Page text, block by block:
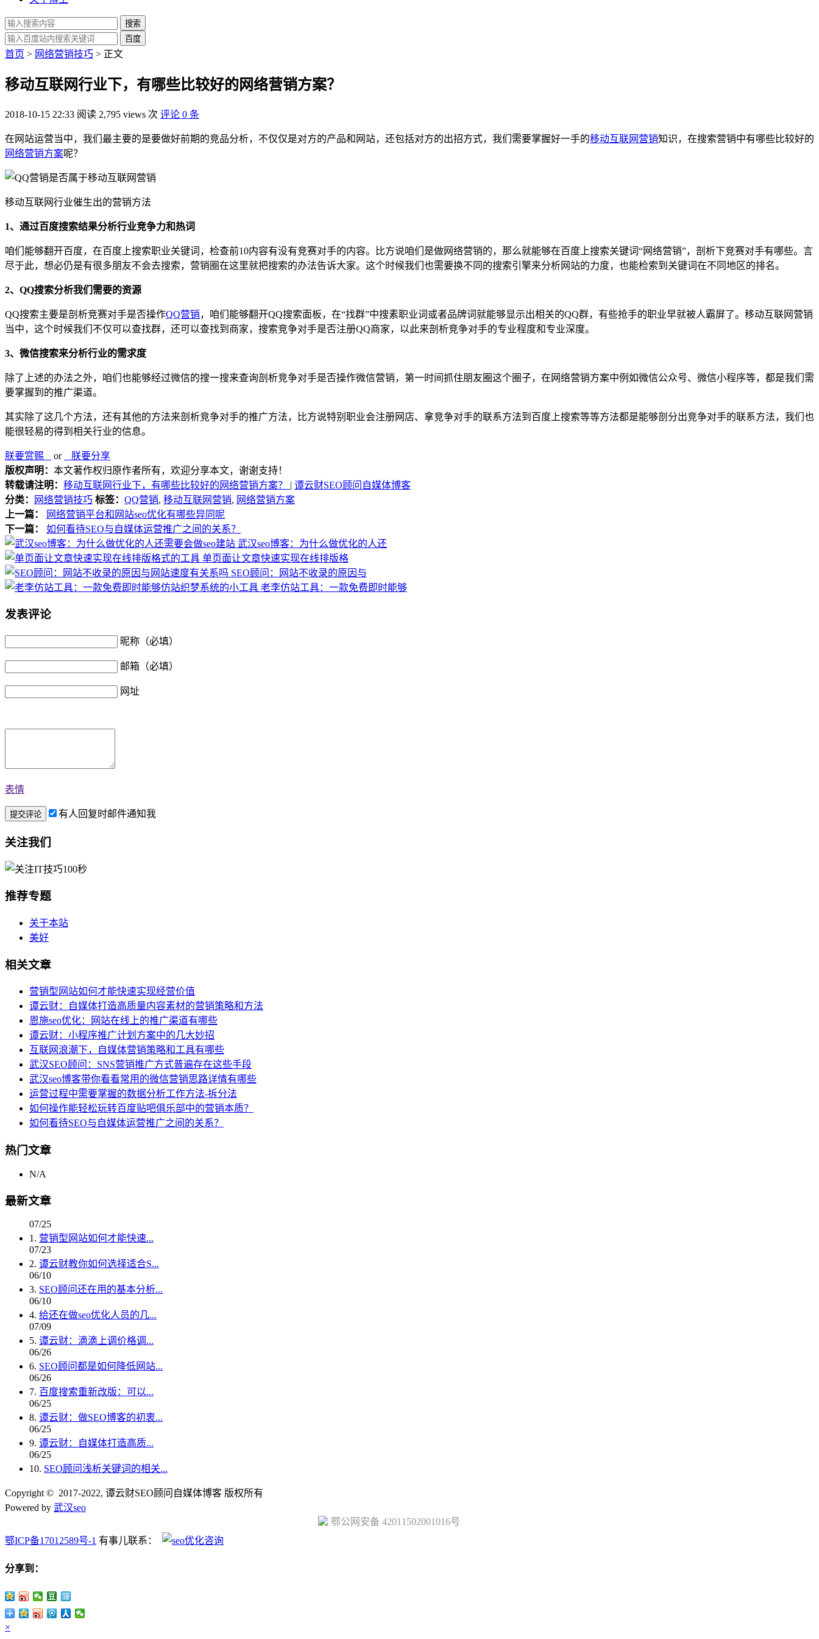
搜索
百度
首页 > 网络营销技巧 > 正文
移动互联网行业下，有哪些比较好的网络营销方案？
2018-10-15 22:33 阅读 2,795 views 次 评论 0 条
在网站运营当中，我们最主要的是要做好前期的竞品分析，不仅仅是对方的产品和网站，还包括对方的出招方式，我们需要掌握好一手的移动互联网营销知识，在搜索营销中有哪些比较好的
网络营销方案呢？
移动互联网行业催生出的营销方法
1、通过百度搜索结果分析行业竞争力和热词
咱们能够翻开百度，在百度上搜索职业关键词，检查前10内容有没有竞赛对手的内容。比方说咱们是做网络营销的，那么就能够在百度上搜索关键词“网络营销”，剖析下竞赛对手有哪些。言
尽于此，想必仍是有很多朋友不会去搜索，营销圈在这里就把搜索的办法告诉大家。这个时候我们也需要换不同的搜索引擎来分析网站的力度，也能检索到关键词在不同地区的排名。
2、QQ搜索分析我们需要的资源
QQ搜索主要是剖析竞赛对手是否操作QQ营销，咱们能够翻开QQ搜索面板，在“找群”中搜素职业词或者品牌词就能够显示出相关的QQ群，有些抢手的职业早就被人霸屏了。移动互联网营销
当中，这个时候我们不仅可以查找群，还可以查找到商家，搜索竞争对手是否注册QQ商家，以此来剖析竞争对手的专业程度和专业深度。
3、微信搜索来分析行业的需求度
除了上述的办法之外，咱们也能够经过微信的搜一搜来查询剖析竞争对手是否操作微信营销，第一时间抓住朋友圈这个圈子，在网络营销方案中例如微信公众号、微信小程序等，都是我们需
要掌握到的推广渠道。
其实除了这几个方法，还有其他的方法来剖析竞争对手的推广方法，比方说特别职业会注册网店、拿竞争对手的联系方法到百度上搜索等等方法都是能够剖分出竞争对手的联系方法，我们也
能很轻易的得到相关行业的信息。
朕要赏赐 or
朕要分享
版权声明： 本文著作权归原作者所有，欢迎分享本文，谢谢支持！
转载请注明： 移动互联网行业下，有哪些比较好的网络营销方案？ | 谭云财SEO顾问自媒体博客
分类：
网络营销技巧 标签： QQ营销, 移动互联网营销, 网络营销方案
上一篇：
网络营销平台和网站seo优化有哪些异同呢
下一篇：
如何看待SEO与自媒体运营推广之间的关系？
武汉seo博客：为什么做优化的人还
单页面让文章快速实现在线排版格
SEO顾问：网站不收录的原因与
老李仿站工具：一款免费即时能够
发表评论
昵称（必填）
邮箱（必填）
网址
表情
有人回复时邮件通知我
关注我们
推荐专题
关于本站
美好
相关文章
营销型网站如何才能快速实现经营价值
谭云财：自媒体打造高质量内容素材的营销策略和方法
恩施seo优化：网站在线上的推广渠道有哪些
谭云财：小程序推广计划方案中的几大妙招
互联网浪潮下，自媒体营销策略和工具有哪些
武汉SEO顾问：SNS营销推广方式普遍存在这些手段
武汉seo博客带你看看常用的微信营销思路详情有哪些
运营过程中需要掌握的数据分析工作方法-拆分法
如何操作能轻松玩转百度贴吧俱乐部中的营销本质？
如何看待SEO与自媒体运营推广之间的关系？
热门文章
N/A
最新文章
07/25
1. 营销型网站如何才能快速...
07/23
2. 谭云财教你如何选择适合S...
06/10
3. SEO顾问还在用的基本分析...
06/10
4. 给还在做seo优化人员的几...
07/09
5. 谭云财：滴滴上调价格调...
06/26
6. SEO顾问都是如何降低网站...
06/26
7. 百度搜索重新改版：可以...
06/25
8. 谭云财：做SEO博客的初衷...
06/25
9. 谭云财：自媒体打造高质...
06/25
10. SEO顾问浅析关键词的相关...
Copyright © 2017-2022, 谭云财SEO顾问自媒体博客 版权所有
Powered by 武汉seo
鄂公网安备 42011502001016号
鄂ICP备17012589号-1 有事儿联系：
分享到：
×